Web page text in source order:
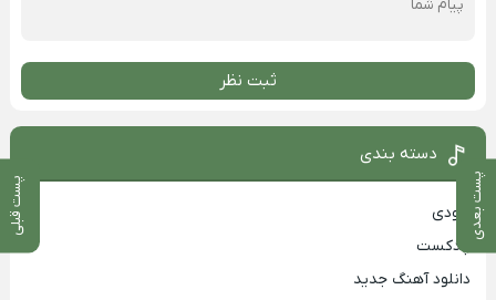
پست بعدی پست قبلی
ثبت نظر
دسته بندی
بزودی
پادکست
دانلود آهنگ جدید